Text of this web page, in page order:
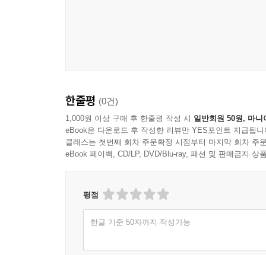
한줄평 (0건)
1,000원 이상 구매 후 한줄평 작성 시 일반회원 50원, 마니
eBook은 다운로드 후 작성한 리뷰만 YES포인트 지급됩니
클래스는 첫번째 회차 주문확정 시점부터 마지막 회차 주
eBook 페이백, CD/LP, DVD/Blu-ray, 패션 및 판매금지 상
평점
한글 기준 50자까지 작성가능